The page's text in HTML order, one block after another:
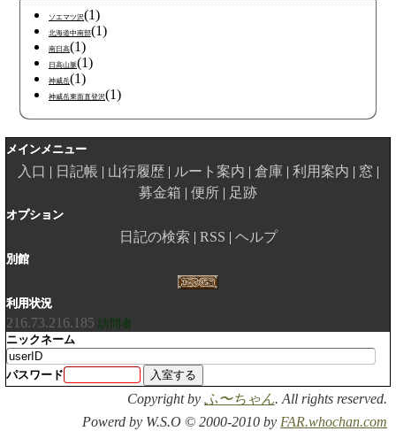
ソエマツ沢(1)
北海道中南部(1)
南日高(1)
日高山脈(1)
神威岳(1)
神威岳東面直登沢(1)
メインメニュー
入口 日記帳 山行履歴 ルート案内 倉庫 利用案内
窓
募金箱
便所 足跡
オプション
日記の検索 RSS ヘルプ
別館
利用状況
216.73.216.185 訪問者
ニックネーム
パスワード
Copyright by ふ〜ちゃん. All rights reserved.
Powerd by W.S.O © 2000-2010 by FAR.whochan.com